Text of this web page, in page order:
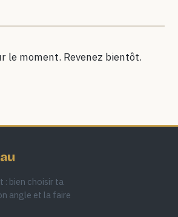
le moment. Revenez bientôt.
: bien choisir ta
angle et la faire